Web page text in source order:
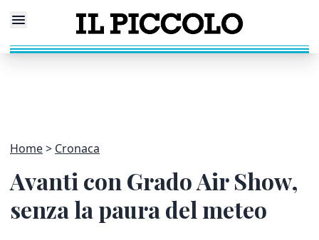
Home Cronaca
Avanti con Grado Air Show,
senza la paura del meteo